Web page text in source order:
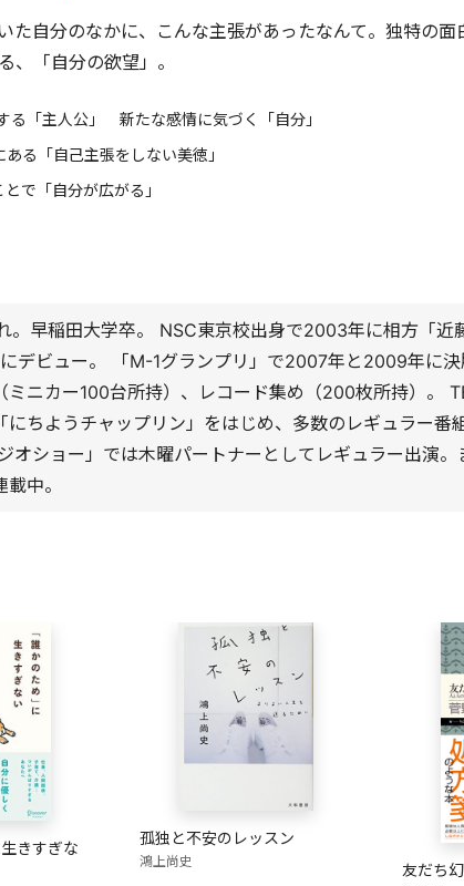
た自分のなかに、こんな主張があったなんて。独特の
、「自分の欲望」。
る「主人公」 新たな感情に気づく「自分」
る「自己主張をしない美徳」
で「自分が広がる」
。早稲田大学卒。 NSC東京校出身で2003年に相方「近
デビュー。 「M-1グランプリ」で2007年と2009年に
ミニカー100台所持）、レコード集め（200枚所持）。
にちようチャップリン」をはじめ、多数のレギュラー番
オショー」では木曜パートナーとしてレギュラー出演
中。
きすぎな
孤独と不安のレッスン
鴻上尚史 友だち